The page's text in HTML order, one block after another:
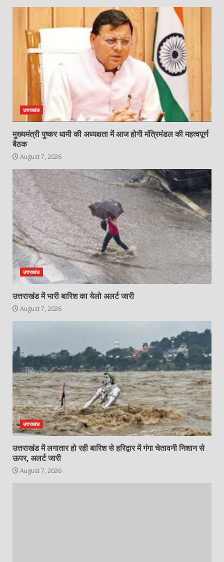
उत्तराखंड
मुख्यमंत्री पुष्कर धामी की अध्यक्षता में आज होगी मंत्रिमंडल की महत्वपूर्ण
बैठक
August 7, 2026
उत्तराखंड
उत्तराखंड में भारी बारिश का येलो अलर्ट जारी
August 7, 2026
उत्तराखंड
उत्तराखंड में लगातार हो रही बारिश से हरिद्वार में गंगा चेतावनी निशान से
ऊपर, अलर्ट जारी
August 7, 2026